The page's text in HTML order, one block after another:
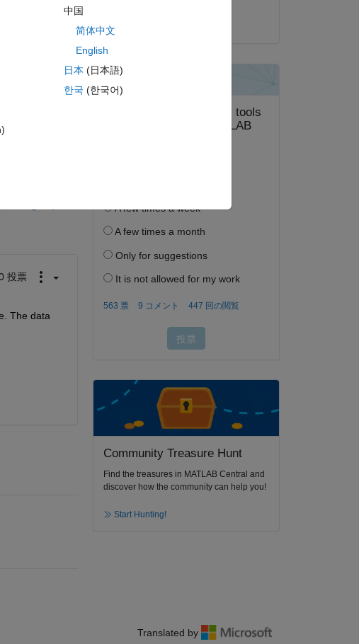
code?
問に回答する。
投票
The data
Community Treasure Hunt
Find the treasures in MATLAB Central and
discover how the community can help you!
Start Hunting!
Translated by
中国
简体中文
English
日本 (日本語)
한국 (한국어)